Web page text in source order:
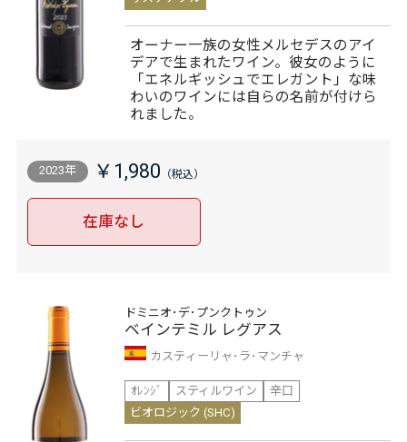
オーナー一族の女性メルセデスのアイ
デアで生まれたワイン。彼女のように
「エネルギッシュでエレガント」な味
わいのワインには自らの名前が付けら
れました。
2023年 ￥1,980
在庫なし
ドミニオ･デ･プンクトゥン
ベインテミル レグアス
カスティーリャ･ラ･マンチャ
ｵﾚﾝｼﾞ
スティルワイン
辛口
ビオロジック (SHC)